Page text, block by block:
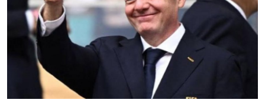
يمتلك فرصًا كبيرة للفوز بولاية جديدة، خصوصًا في ظل غياب
منافس قوي يتمتع بإجماع داخل الأسرة الكروية الدولية. هذا يعزز
من فرص استمراره في قيادة “فيفا” حتى عام 2031.